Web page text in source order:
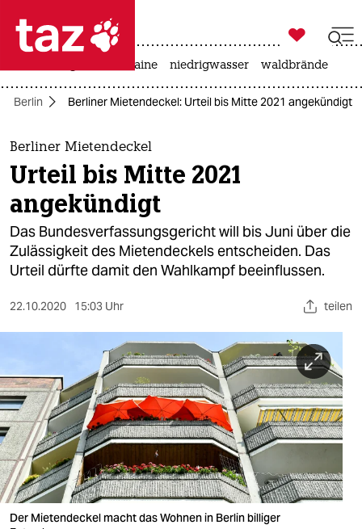
 taz zahl ich
taz zahl ich
themen
politik
öko
gesellschaft
sport
nord
wahrheit
verlag
verlag

taz zahl ich
krieg in der ukraine niedrigwasser waldbrände
Berlin Berliner Mietendeckel: Urteil bis Mitte 2021 angekündigt
Berliner Mietendeckel
Urteil bis Mitte 2021
angekündigt
Das Bundesverfassungsgericht will bis Juni über die
Zulässigkeit des Mietendeckels entscheiden. Das
Urteil dürfte damit den Wahlkampf beeinflussen.
22.10.2020 15:03 Uhr teilen
Der Mietendeckel macht das Wohnen in Berlin billiger